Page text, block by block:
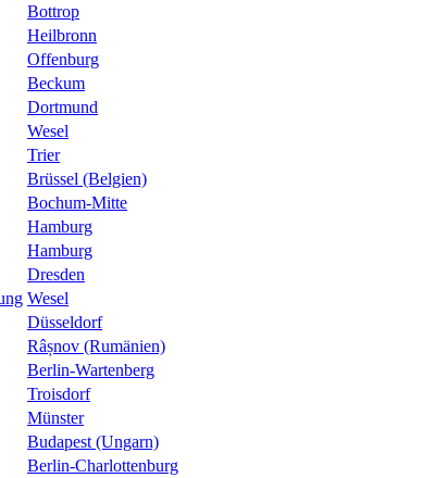
Bottrop
Heilbronn
Offenburg
Beckum
Dortmund
Wesel
Trier
Brüssel (Belgien)
Bochum-Mitte
Hamburg
Hamburg
Dresden
Wesel
Düsseldorf
Râșnov (Rumänien)
Berlin-Wartenberg
Troisdorf
Münster
Budapest (Ungarn)
Berlin-Charlottenburg